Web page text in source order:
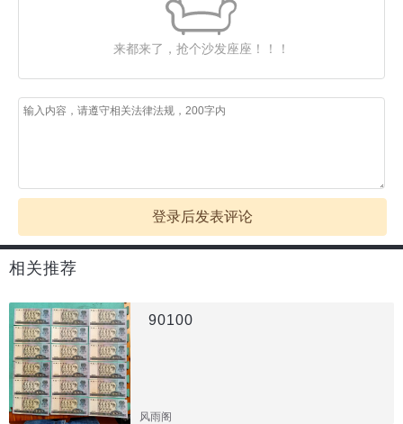
来都来了，抢个沙发座座！！！
登录后发表评论
相关推荐
90100
风雨阁